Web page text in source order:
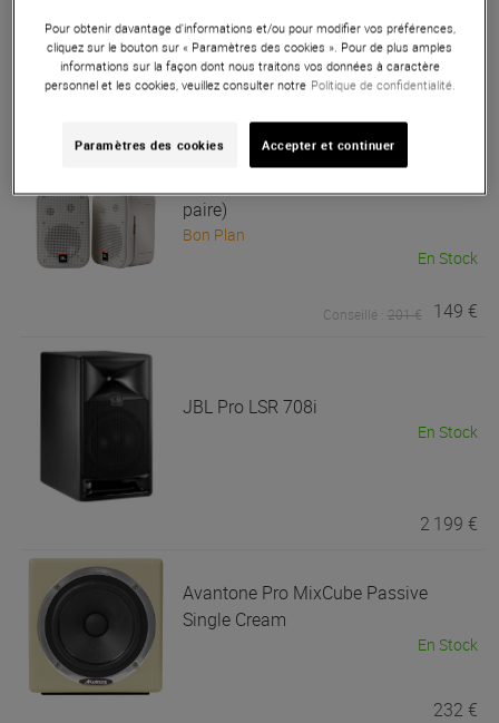
(la paire)
En Stock
paire)
Bon Plan
En Stock
Conseillé : 201 € 149 €
JBL Pro LSR 708i
En Stock
2 199 €
Avantone Pro MixCube Passive
Single Cream
En Stock
232 €
Pour obtenir davantage d'informations et/ou pour modifier vos préférences,
cliquez sur le bouton sur « Paramètres des cookies ». Pour de plus amples
informations sur la façon dont nous traitons vos données à caractère
personnel et les cookies, veuillez consulter notre Politique de confidentialité.
Paramètres des cookies Accepter et continuer